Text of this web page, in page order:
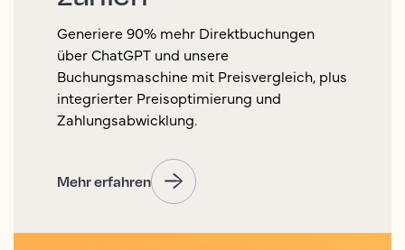
Generiere 90% mehr Direktbuchungen
über ChatGPT und unsere
Buchungsmaschine mit Preisvergleich, plus
integrierter Preisoptimierung und
Zahlungsabwicklung.
Mehr erfahren